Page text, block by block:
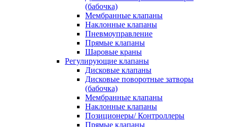
(бабочка)
Мембранные клапаны
Наклонные клапаны
Пневмоуправление
Прямые клапаны
Шаровые краны
Регулирующие клапаны
Дисковые клапаны
Дисковые поворотные затворы
(бабочка)
Мембранные клапаны
Наклонные клапаны
Позиционеры/ Контроллеры
Прямые клапаны